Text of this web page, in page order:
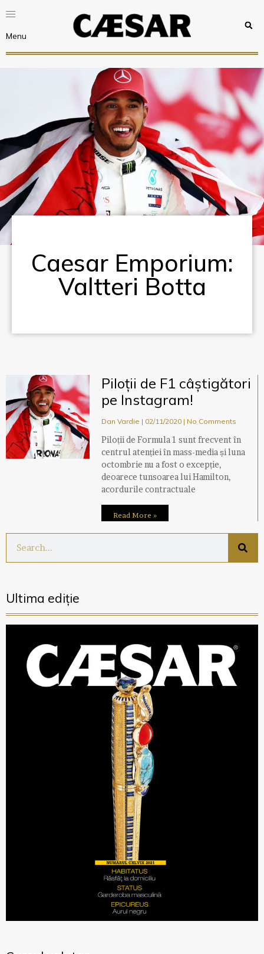
Menu
Caesar Emporium:
Valtteri Botta
Piloții de F1 câștigători
pe Instagram!
Dan Vardie 02/11/2020 No Comments
Piloții de Formula 1 sunt frecvent în
centrul atenției în mass-media și luna
octombrie nu a fost o excepție,
deoarece tunsoarea lui Hamilton,
acordurile contractuale
Read More »
Ultima ediție